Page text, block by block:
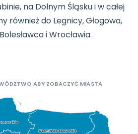
na Dolnym Śląsku i w całej
również do Legnicy, Głogowa,
i Wrocławia.
ABY ZOBACZYĆ MIASTA
Warmińsko-Mazurskie